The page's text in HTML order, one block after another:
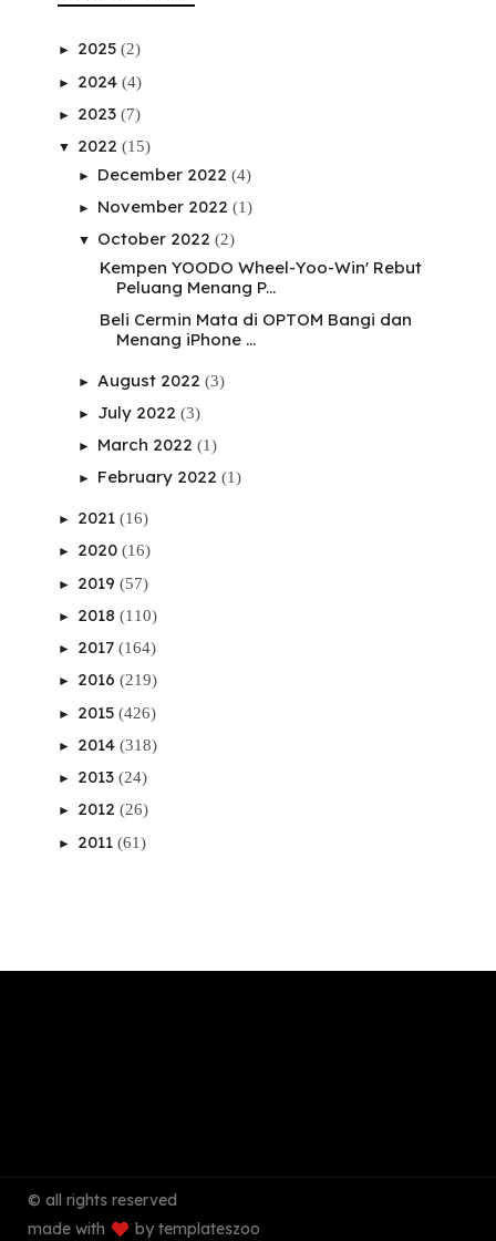
► 2025 (2)
► 2024 (4)
► 2023 (7)
▼ 2022 (15)
► December 2022 (4)
► November 2022 (1)
▼ October 2022 (2)
Kempen YOODO Wheel-Yoo-Win' Rebut
Peluang Menang P...
Beli Cermin Mata di OPTOM Bangi dan
Menang iPhone ...
► August 2022 (3)
► July 2022 (3)
► March 2022 (1)
► February 2022 (1)
► 2021 (16)
► 2020 (16)
► 2019 (57)
► 2018 (110)
► 2017 (164)
► 2016 (219)
► 2015 (426)
► 2014 (318)
► 2013 (24)
► 2012 (26)
► 2011 (61)
© all rights reserved
made with
by templateszoo